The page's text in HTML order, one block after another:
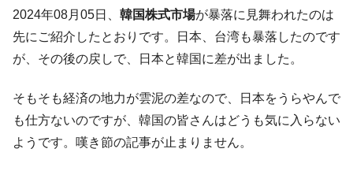
ても」⇒ 257万人赦免したのに60万人がまた延滞者に転
落！
兵器「K10」が改良に乗り出す。
『Money1』
韓国「2026年07月の輸出入」絶好調。半導
体だけで410億ドル、輸出全体の41％もある
『Money1』
韓国･李在明「青年層の雇用状況が悪い。せ
や、若者に起業させよう」⇒ どんな雇用対策だソレ。
2024年08月05日、 韓国株式市場が暴落に見舞われたのは
先にご紹介したとおりです。日本、台湾も暴落したのです
が、その後の戻しで、日本と韓国に差が出ました。
そもそも経済の地力が雲泥の差なので、日本をうらやんで
も仕方ないのですが、韓国の皆さんはどうも気に入らない
ようです。嘆き節の記事が止まりません。